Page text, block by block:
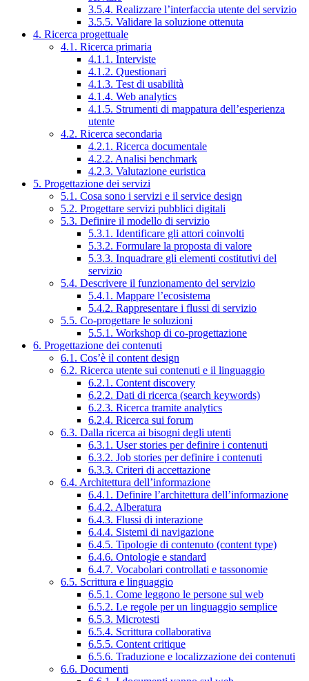
3.5.4. Realizzare l’interfaccia utente del servizio
3.5.5. Validare la soluzione ottenuta
4. Ricerca progettuale
4.1. Ricerca primaria
4.1.1. Interviste
4.1.2. Questionari
4.1.3. Test di usabilità
4.1.4. Web analytics
4.1.5. Strumenti di mappatura dell’esperienza
utente
4.2. Ricerca secondaria
4.2.1. Ricerca documentale
4.2.2. Analisi benchmark
4.2.3. Valutazione euristica
5. Progettazione dei servizi
5.1. Cosa sono i servizi e il service design
5.2. Progettare servizi pubblici digitali
5.3. Definire il modello di servizio
5.3.1. Identificare gli attori coinvolti
5.3.2. Formulare la proposta di valore
5.3.3. Inquadrare gli elementi costitutivi del
servizio
5.4. Descrivere il funzionamento del servizio
5.4.1. Mappare l’ecosistema
5.4.2. Rappresentare i flussi di servizio
5.5. Co-progettare le soluzioni
5.5.1. Workshop di co-progettazione
6. Progettazione dei contenuti
6.1. Cos’è il content design
6.2. Ricerca utente sui contenuti e il linguaggio
6.2.1. Content discovery
6.2.2. Dati di ricerca (search keywords)
6.2.3. Ricerca tramite analytics
6.2.4. Ricerca sui forum
6.3. Dalla ricerca ai bisogni degli utenti
6.3.1. User stories per definire i contenuti
6.3.2. Job stories per definire i contenuti
6.3.3. Criteri di accettazione
6.4. Architettura dell’informazione
6.4.1. Definire l’architettura dell’informazione
6.4.2. Alberatura
6.4.3. Flussi di interazione
6.4.4. Sistemi di navigazione
6.4.5. Tipologie di contenuto (content type)
6.4.6. Ontologie e standard
6.4.7. Vocabolari controllati e tassonomie
6.5. Scrittura e linguaggio
6.5.1. Come leggono le persone sul web
6.5.2. Le regole per un linguaggio semplice
6.5.3. Microtesti
6.5.4. Scrittura collaborativa
6.5.5. Content critique
6.5.6. Traduzione e localizzazione dei contenuti
6.6. Documenti